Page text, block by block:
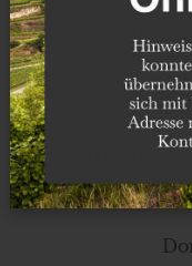
Sancerre